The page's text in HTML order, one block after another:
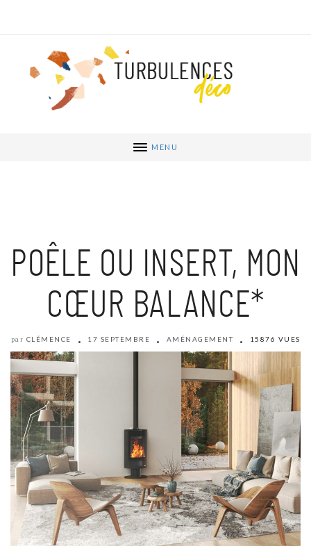
MENU
POÊLE OU INSERT, MON
CŒUR BALANCE*
par CLÉMENCE 17 SEPTEMBRE AMÉNAGEMENT 15876 VUES